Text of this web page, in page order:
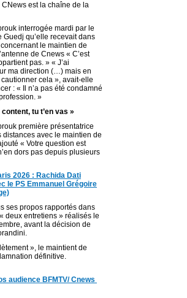
est la chaîne de la
interrogée mardi par le
qu’elle recevait dans
le maintien de
de Cnews « C’est
pas. » « J’ai
ma direction (…) mais en
cela », avait-elle
: « Il n’a pas été condamné
»
content, tu t’en vas »
première présentatrice
avec le maintien de
« Votre question est
dors pas depuis plusieurs
2026 : Rachida Dati
le PS Emmanuel Grégoire
ses propos rapportés dans
deux entretiens » réalisés le
avant la décision de
», le maintient de
définitive.
audience BFMTV/ Cnews